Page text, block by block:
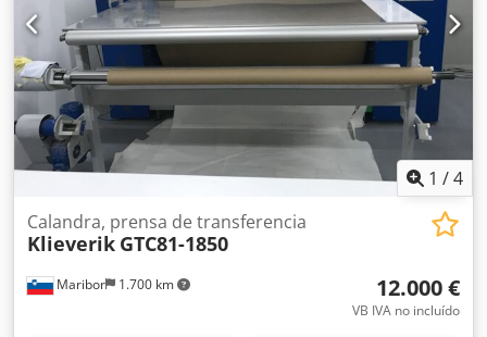
por módulo: 2,4 kW Potencia total de calefacción: 58 kW
Temperatura máxima: 220 °C Altura máxima del túnel: 150
mm Altura máxima del rodillo de presión: 25 mm
Velocidad de la cinta transportadora: 1–15 m/min Sistema
de control PLC: Omron CJ2M Número de serie del software:
OM1168 Emisión de ruido por vía aérea: < 70 dB(A)
Dimensiones (an. x al. x long.): 1954 mm x 1480 mm x 3710
mm Peso: 2000 kg
1 /4
Maribor 1.700 km
Calandra, prensa de transferencia
Klieverik GTC81-1850
12.000 €
VB IVA no incluído